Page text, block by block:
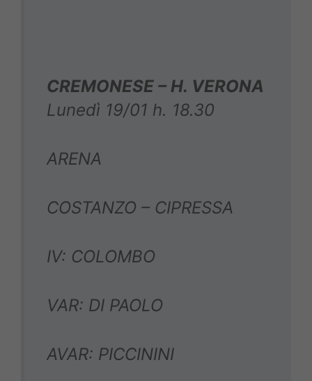
CREMONESE – H. VERONA
Lunedì 19/01 h. 18.30
ARENA
COSTANZO – CIPRESSA
IV: COLOMBO
VAR: DI PAOLO
AVAR: PICCININI